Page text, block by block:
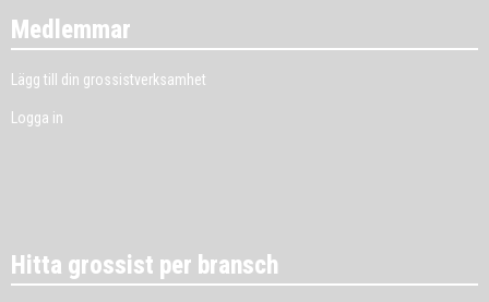
Medlemmar
Lägg till din grossistverksamhet
Logga in
Hitta grossist per bransch